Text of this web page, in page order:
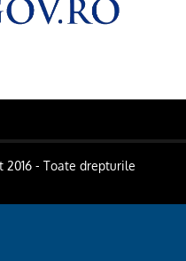
2016 - Toate drepturile